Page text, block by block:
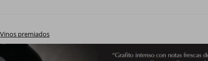
Vinos premiados